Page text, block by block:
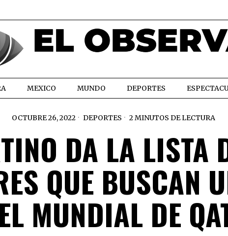
MEXICO MUNDO DEPORTES
OCTUBRE 26, 2022 DEPORTES 2 MINUTOS DE LECTURA
DA LA LISTA
QUE BUSCAN
MUNDIAL DE